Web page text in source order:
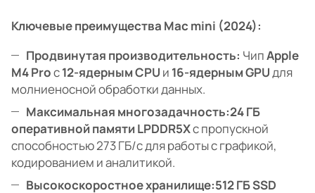
Ключевые преимущества Mac mini (2024):
Продвинутая производительность: ЧипApple
M4 Proс12-ядерным CPU и 16-ядерным GPUдля
молниеносной обработки данных.
Максимальная многозадачность:24 ГБ
оперативной памяти LPDDR5Xс пропускной
способностью 273 ГБ/с для работы с графикой,
кодированием и аналитикой.
Высокоскоростное хранилище:512 ГБ SSD